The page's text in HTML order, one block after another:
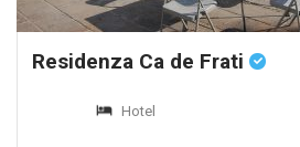
Residenza Ca de Frati
Hotel